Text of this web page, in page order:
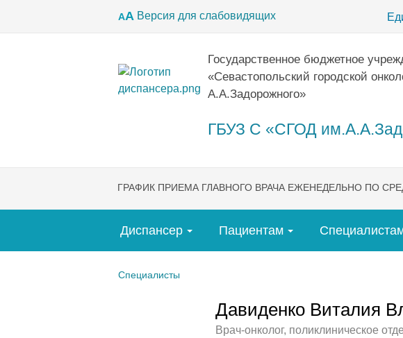
АА Версия для слабовидящих
Государственное бюджетное
«Севастопольский городской
А.А.Задорожного»
ГБУЗ С «СГОД
ГРАФИК ПРИЕМА ГЛАВНОГО ВРАЧА ЕЖЕНЕДЕЛЬНО ПО
Диспансер Пациентам
Специалисты
Давиденко Виталия
Врач-онколог, поликлиническое